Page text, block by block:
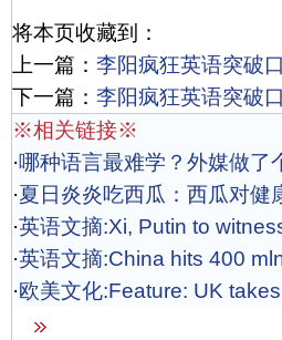
将本页收藏到：
上一篇： 李阳疯狂英语突破
下一篇： 李阳疯狂英语突破
※相关链接※
·哪种语言最难学？外媒做了
·夏日炎炎吃西瓜：西瓜对健
·英语文摘:Xi, Putin to
·英语文摘:China hits 400
·欧美文化:Feature: UK